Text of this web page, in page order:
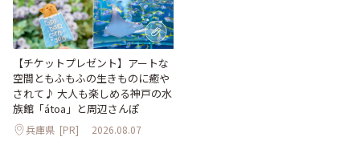
【チケットプレゼント】アートな
空間ともふもふの生きものに癒や
されて♪ 大人も楽しめる神戸の水
族館「átoa」と周辺さんぽ
兵庫県 [PR] 2026.08.07